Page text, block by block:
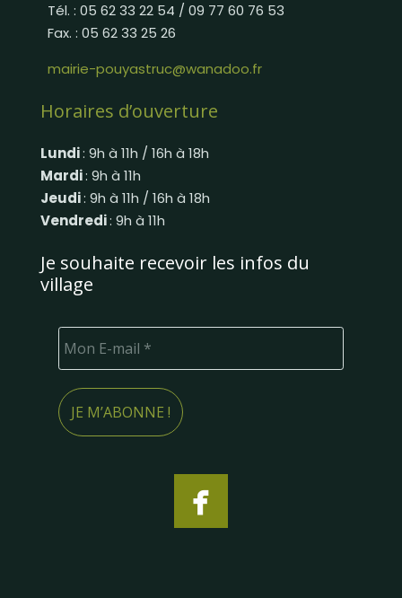
Tél. : 05 62 33 22 54 / 09 77 60 76 53
Fax. : 05 62 33 25 26
mairie-pouyastruc@wanadoo.fr
Horaires d’ouverture
Lundi: 9h à 11h / 16h à 18h
Mardi: 9h à 11h
Jeudi: 9h à 11h / 16h à 18h
Vendredi: 9h à 11h
Je souhaite recevoir les infos du
village